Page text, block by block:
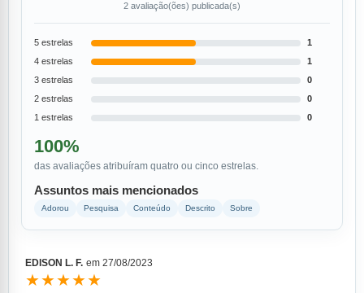
2 avaliação(ões) publicada(s)
5 estrelas
1
4 estrelas
1
3 estrelas
0
2 estrelas
0
1 estrelas
0
100%
das avaliações atribuíram quatro ou cinco estrelas.
Assuntos mais mencionados
Adorou Pesquisa Conteúdo Descrito Sobre
EDISON L. F. em 27/08/2023
★★★★★